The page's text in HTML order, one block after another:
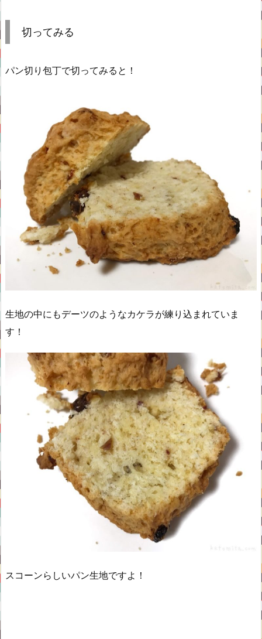
切ってみる
パン切り包丁で切ってみると！
生地の中にもデーツのようなカケラが練り込まれていま
す！
スコーンらしいパン生地ですよ！